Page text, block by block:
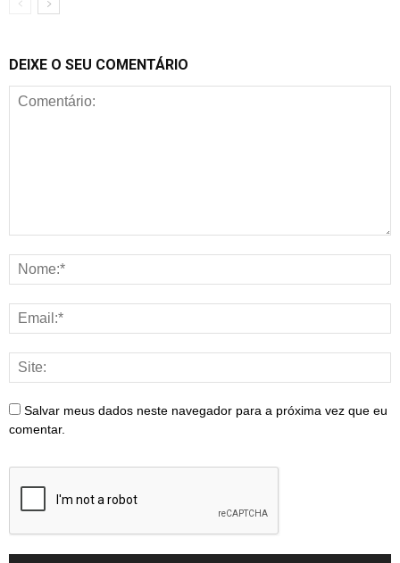
DEIXE O SEU COMENTÁRIO
Salvar meus dados neste navegador para a próxima vez que eu
comentar.